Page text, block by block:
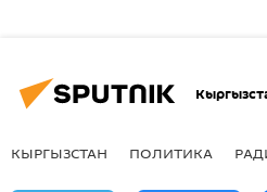
КЫРГЫЗСТАН ПОЛИТИКА